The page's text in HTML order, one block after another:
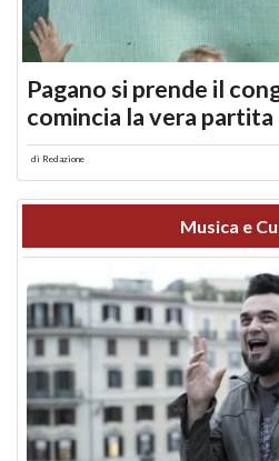
Pagano si prende il
comincia la vera partita
di Redazione
Musica e